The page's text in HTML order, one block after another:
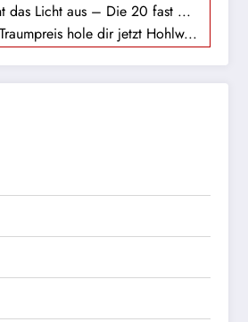
das Licht aus – Die 20 fast ...
hole dir jetzt Hohlw...